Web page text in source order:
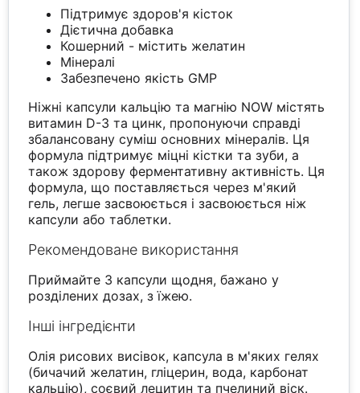
Підтримує здоров'я кісток
Дієтична добавка
Кошерний - містить желатин
Мінералі
Забезпечено якість GMP
Ніжні капсули кальцію та магнію NOW містять
витамин D-3 та цинк, пропонуючи справді
збалансовану суміш основних мінералів. Ця
формула підтримує міцні кістки та зуби, а
також здорову ферментативну активність. Ця
формула, що поставляється через м'який
гель, легше засвоюється і засвоюється ніж
капсули або таблетки.
Рекомендоване використання
Приймайте 3 капсули щодня, бажано у
розділених дозах, з їжею.
Інші інгредієнти
Олія рисових висівок, капсула в м'яких гелях
(бичачий желатин, гліцерин, вода, карбонат
кальцію), соєвий лецитин та пчелиний віск.